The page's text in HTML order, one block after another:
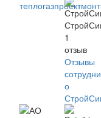
1
отзыв
Отзывы
о